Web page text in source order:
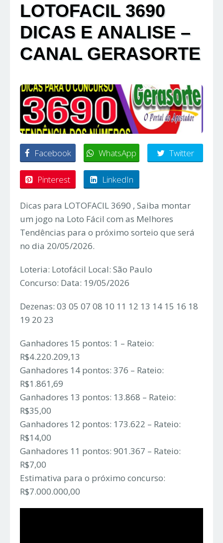
LOTOFACIL 3690
DICAS E ANALISE –
CANAL GERASORTE
Facebook WhatsApp Twitter
Pinterest LinkedIn
Dicas para LOTOFACIL 3690 , Saiba montar
um jogo na Loto Fácil com as Melhores
Tendências para o próximo sorteio que será
no dia 20/05/2026.
Loteria: Lotofácil Local: São Paulo
Concurso: Data: 19/05/2026
Dezenas: 03 05 07 08 10 11 12 13 14 15 16 18
19 20 23
Ganhadores 15 pontos: 1 – Rateio:
R$4.220.209,13
Ganhadores 14 pontos: 376 – Rateio:
R$1.861,69
Ganhadores 13 pontos: 13.868 – Rateio:
R$35,00
Ganhadores 12 pontos: 173.622 – Rateio:
R$14,00
Ganhadores 11 pontos: 901.367 – Rateio:
R$7,00
Estimativa para o próximo concurso:
R$7.000.000,00